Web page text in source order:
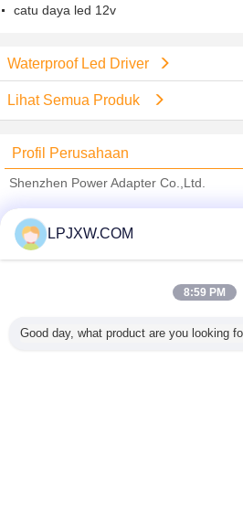
catu daya led 12v
Waterproof Led Driver
Lihat Semua Produk
Profil Perusahaan
Shenzhen Power Adapter Co.,Ltd.
Trust Seal
Verified Suplier
Semua produk
LPJXW.COM
8:59 PM
Good day, what product are you looking